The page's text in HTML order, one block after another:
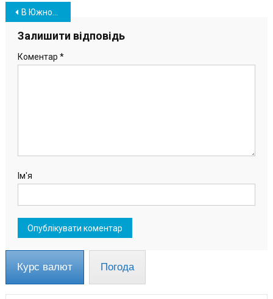
Навігація
записів
В Южному вшанували пам’ять ліквідаторів наслідків аварії на ЧАЕС
Залишити відповідь
Коментар *
Ім'я
Курс валют Погода